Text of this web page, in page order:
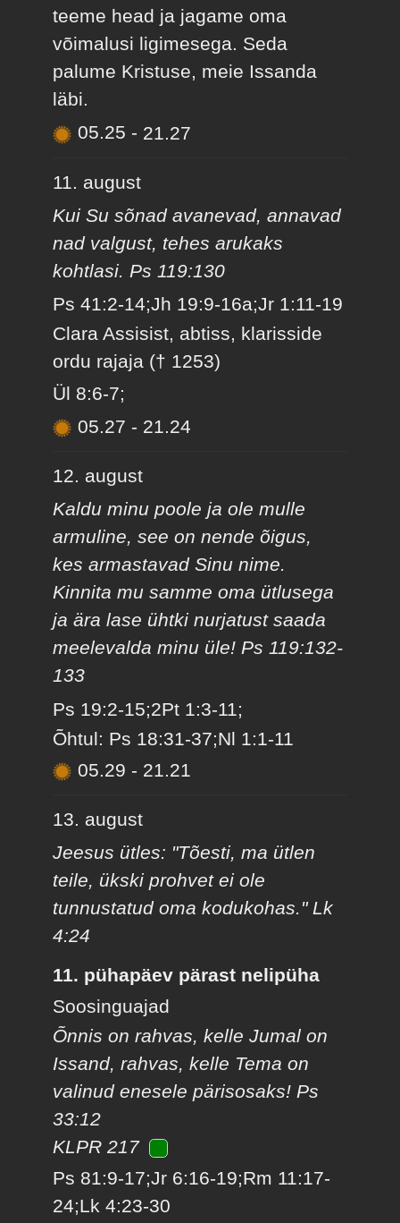
teeme head ja jagame oma
võimalusi ligimesega. Seda
palume Kristuse, meie Issanda
läbi.
05.25 - 21.27
11. august
Kui Su sõnad avanevad, annavad
nad valgust, tehes arukaks
kohtlasi. Ps 119:130
Ps 41:2-14;Jh 19:9-16a;Jr 1:11-19
Clara Assisist, abtiss, klarisside
ordu rajaja († 1253)
Ül 8:6-7;
05.27 - 21.24
12. august
Kaldu minu poole ja ole mulle
armuline, see on nende õigus,
kes armastavad Sinu nime.
Kinnita mu samme oma ütlusega
ja ära lase ühtki nurjatust saada
meelevalda minu üle! Ps 119:132-
133
Ps 19:2-15;2Pt 1:3-11;
Õhtul: Ps 18:31-37;Nl 1:1-11
05.29 - 21.21
13. august
Jeesus ütles: "Tõesti, ma ütlen
teile, ükski prohvet ei ole
tunnustatud oma kodukohas." Lk
4:24
11. pühapäev pärast nelipüha
Soosinguajad
Õnnis on rahvas, kelle Jumal on
Issand, rahvas, kelle Tema on
valinud enesele pärisosaks! Ps
33:12
KLPR 217
Ps 81:9-17;Jr 6:16-19;Rm 11:17-
24;Lk 4:23-30